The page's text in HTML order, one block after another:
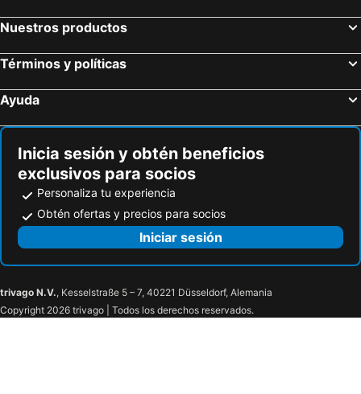
Nuestros productos
Términos y políticas
Ayuda
Inicia sesión y obtén beneficios
exclusivos para socios
Personaliza tu experiencia
Obtén ofertas y precios para socios
Iniciar sesión
trivago N.V., Kesselstraße 5 – 7, 40221 Düsseldorf, Alemania
Copyright 2026 trivago | Todos los derechos reservados.